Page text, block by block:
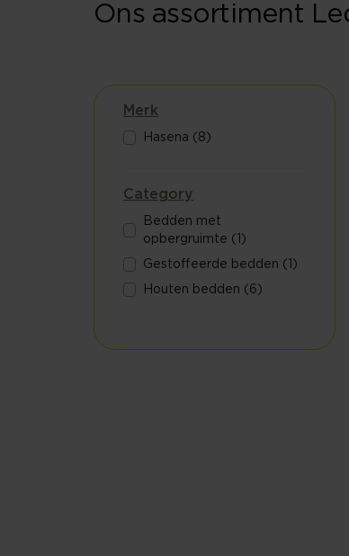
Ons assortiment
Merk
Hasena (8)
Category
Bedden met
opbergruimte (1)
Gestoffeerde bedden (1)
Houten bedden (6)